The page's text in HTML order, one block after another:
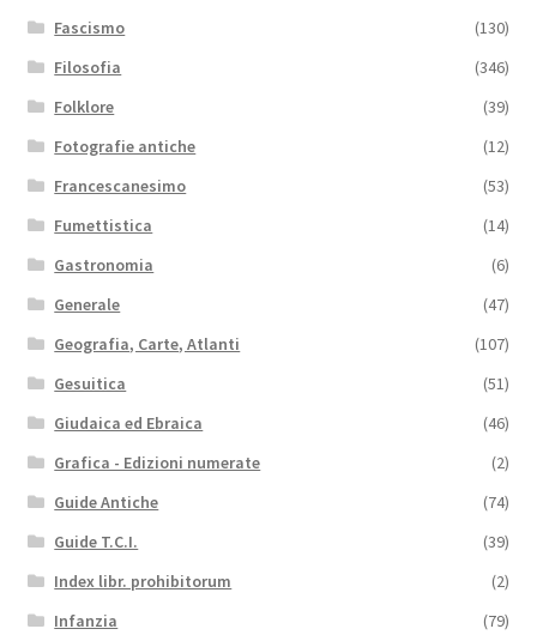
Fascismo
(130)
Filosofia
(346)
Folklore
(39)
Fotografie antiche
(12)
Francescanesimo
(53)
Fumettistica
(14)
Gastronomia
(6)
Generale
(47)
Geografia, Carte, Atlanti
(107)
Gesuitica
(51)
Giudaica ed Ebraica
(46)
Grafica - Edizioni numerate
(2)
Guide Antiche
(74)
Guide T.C.I.
(39)
Index libr. prohibitorum
(2)
Infanzia
(79)